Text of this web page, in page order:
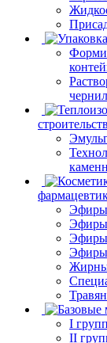
Эфиры
Эфиры
Эфиры
Эфиры
I
II